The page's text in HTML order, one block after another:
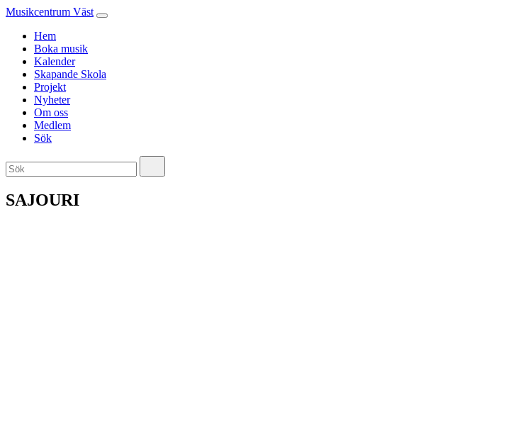
Musikcentrum Väst
Hem
Boka musik
Kalender
Skapande Skola
Projekt
Nyheter
Om oss
Medlem
Sök
SAJOURI